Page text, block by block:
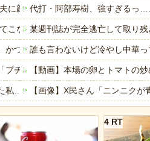
に顔をはたかれ「病気だからって
こない弟(30代)。問題は誰がこい
かつての海だった痕跡が残されていた
プチプチ株式会社」に変更ｗｗｗｗｗ
私…３０歳の時、真夏に重度の熱
ーのパッケージが“一瞬怖い”と話題
代打・阿部寿樹、強すぎる
某週刊誌が完全逃亡して取り
誰も言わないけど冷やし中華っ
【動画】本場の卵とトマトの
【画像】X民さん「ニンニクが
冷やし中華と冷麺一緒にする
4 RT